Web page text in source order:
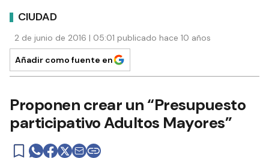
CIUDAD
2 de junio de 2016 | 05:01 publicado hace 10 años
Añadir como fuente en
Proponen crear un “Presupuesto
participativo Adultos Mayores”